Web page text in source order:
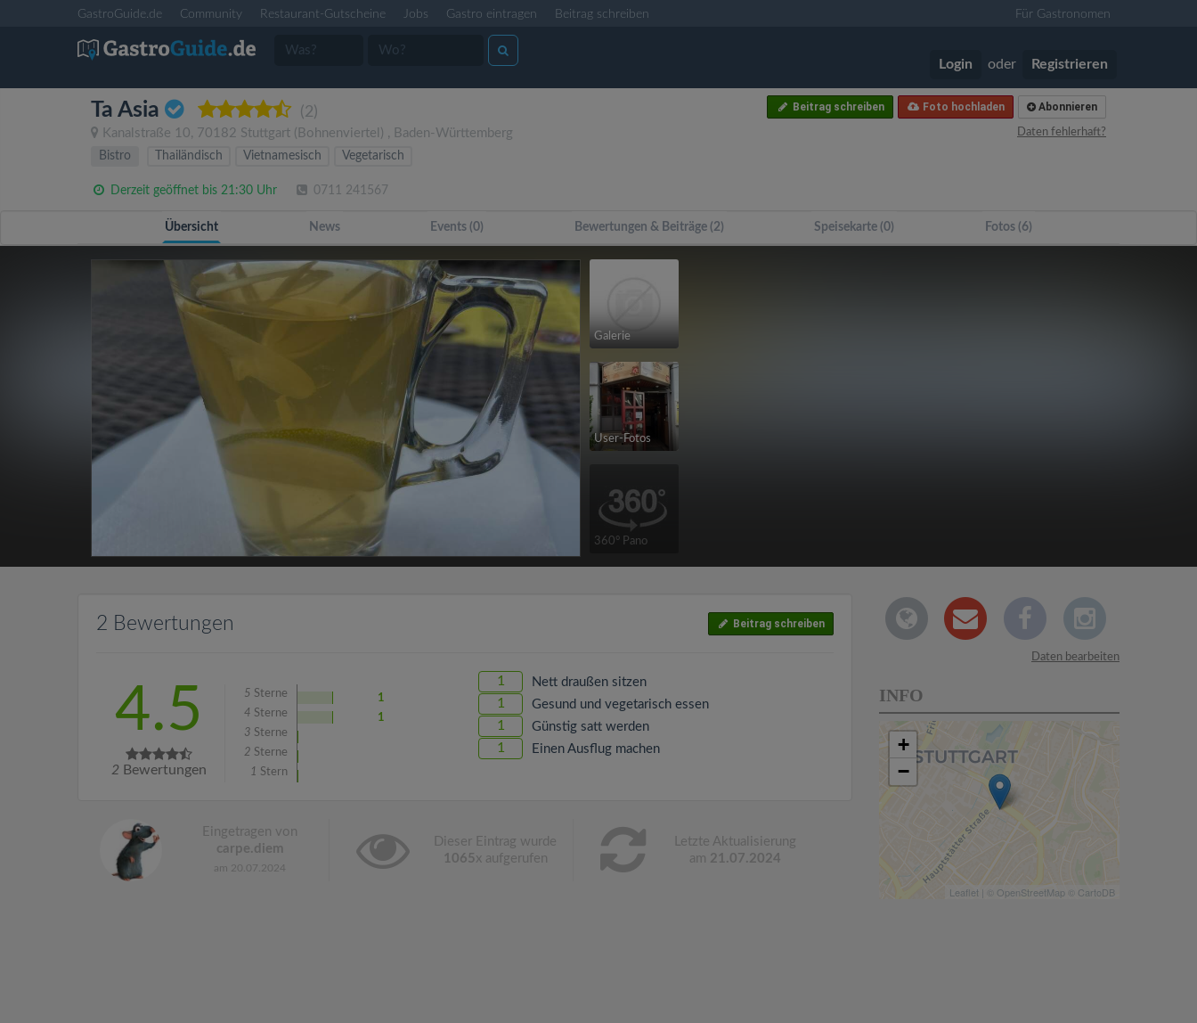
GastroGuide.de Community Restaurant-Gutscheine Jobs Gastro eintragen Beitrag schreiben Für Gastronomen
Login oder Registrieren
Ta Asia (2)
Kanalstraße 10, 70182 Stuttgart (Bohnenviertel) , Baden-Württemberg
Abonnieren
Foto hochladen
Beitrag schreiben
Daten fehlerhaft?
Bistro Thailändisch Vietnamesisch Vegetarisch
Derzeit geöffnet bis 21:30 Uhr 0711 241567
Übersicht News Events (0) Bewertungen & Beiträge (2) Speisekarte (0) Fotos (6)
Galerie
User-Fotos
360° Pano
2 Bewertungen Beitrag schreiben
4.5
2 Bewertungen
5 Sterne
1
4 Sterne
1
3 Sterne
2 Sterne
1 Stern
1 Nett draußen sitzen
1 Gesund und vegetarisch essen
1 Günstig satt werden
1 Einen Ausflug machen
Eingetragen von
carpe.diem
am 20.07.2024
Dieser Eintrag wurde
1065 x aufgerufen
Letzte Aktualisierung
am 21.07.2024
Daten bearbeiten
INFO
+
−
Leaflet | © OpenStreetMap © CartoDB